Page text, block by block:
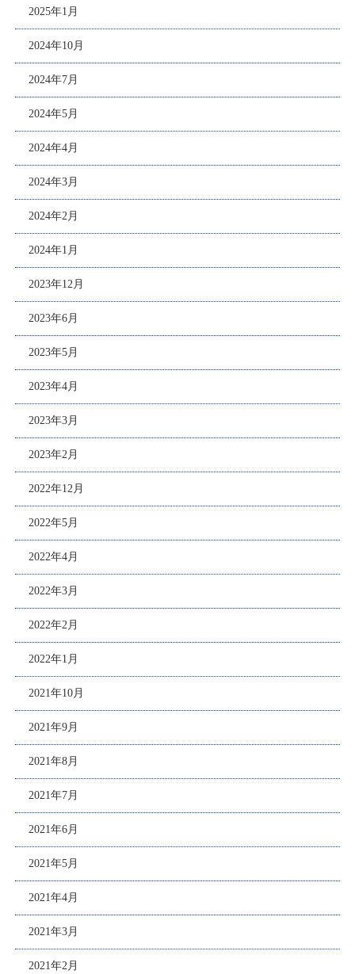
2025年1月
2024年10月
2024年7月
2024年5月
2024年4月
2024年3月
2024年2月
2024年1月
2023年12月
2023年6月
2023年5月
2023年4月
2023年3月
2023年2月
2022年12月
2022年5月
2022年4月
2022年3月
2022年2月
2022年1月
2021年10月
2021年9月
2021年8月
2021年7月
2021年6月
2021年5月
2021年4月
2021年3月
2021年2月